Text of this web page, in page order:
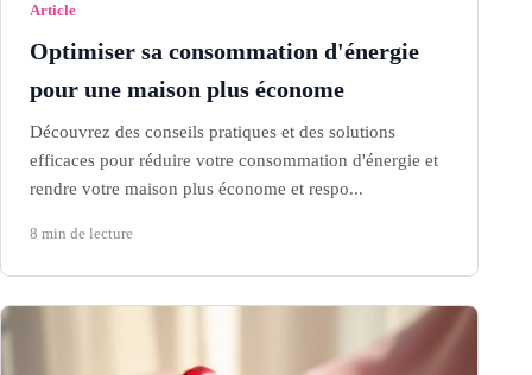
Article
Optimiser sa consommation d'énergie
pour une maison plus économe
Découvrez des conseils pratiques et des solutions
efficaces pour réduire votre consommation d'énergie et
rendre votre maison plus économe et respo...
8 min de lecture